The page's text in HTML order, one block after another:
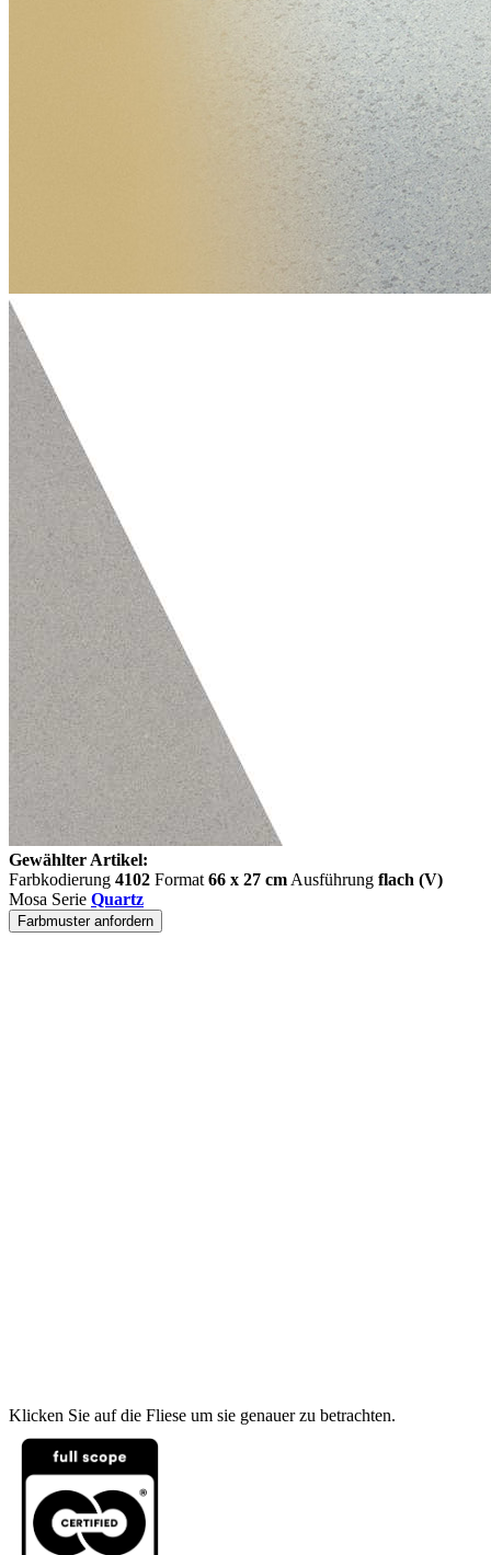
Gewählter Artikel:
Farbkodierung 4102 Format 66 x 27 cm Ausführung flach (V)
Mosa Serie Quartz
Farbmuster anfordern
Klicken Sie auf die Fliese um sie genauer zu betrachten.